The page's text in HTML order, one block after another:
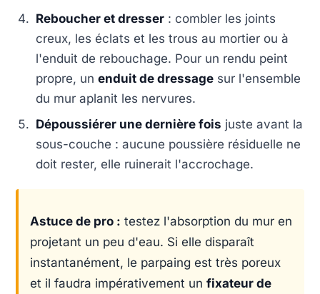
Reboucher et dresser : combler les joints
creux, les éclats et les trous au mortier ou à
l'enduit de rebouchage. Pour un rendu peint
propre, unenduit de dressage sur l'ensemble
du mur aplanit les nervures.
Dépoussiérer une dernière fois juste avant la
sous-couche : aucune poussière résiduelle ne
doit rester, elle ruinerait l'accrochage.
Astuce de pro : testez l'absorption du mur en
projetant un peu d'eau. Si elle disparaît
instantanément, le parpaing est très poreux
et il faudra impérativement un fixateur de